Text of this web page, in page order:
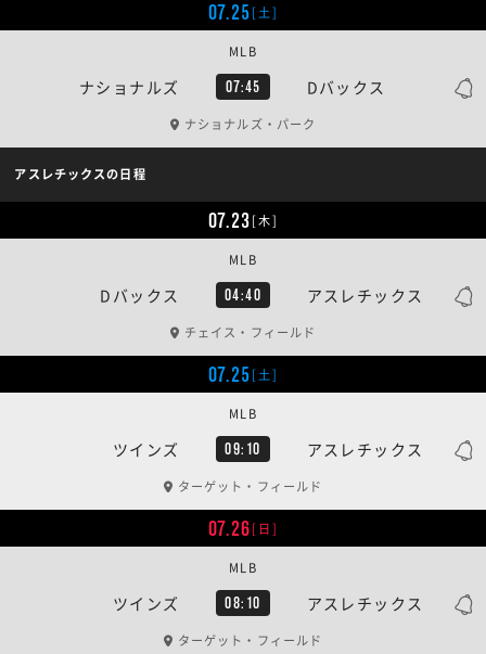
07.25[土]
ナショナルズ 07:45 Dバックス
MLB
ナショナルズ・パーク
アスレチックスの日程
07.23[木]
Dバックス 04:40 アスレチックス
MLB
チェイス・フィールド
07.25[土]
ツインズ 09:10 アスレチックス
MLB
ターゲット・フィールド
07.26[日]
ツインズ 08:10 アスレチックス
MLB
ターゲット・フィールド